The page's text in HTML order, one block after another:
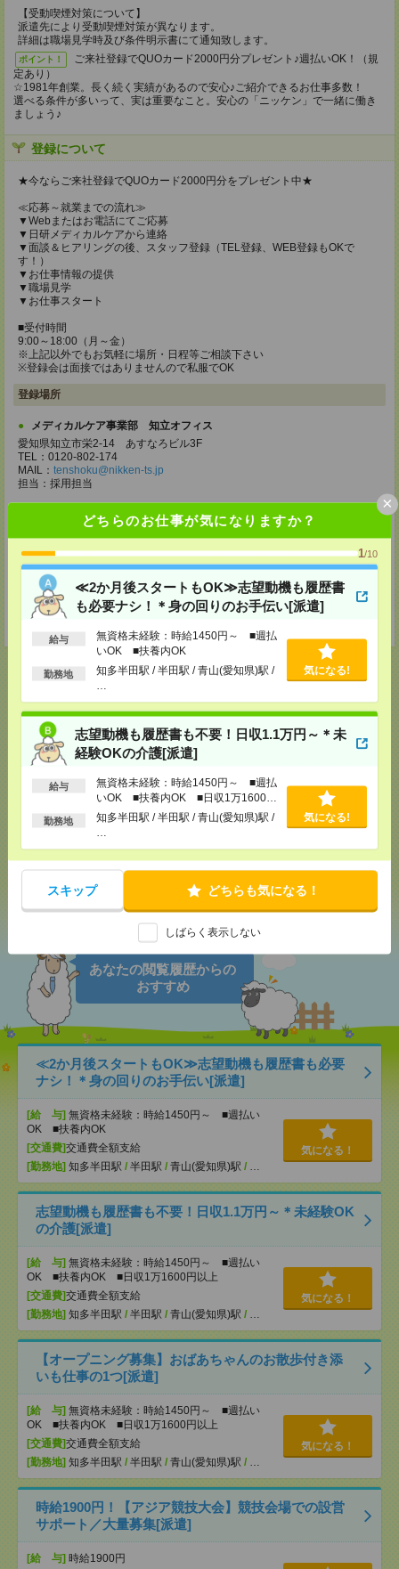
どちらのお仕事が気になりますか？
1/10
≪2か月後スタートもOK≫志望動機も履歴書
も必要ナシ！＊身の回りのお手伝い[派遣]
給与
無資格未経験：時給1450円～ ■週払
いOK ■扶養内OK
勤務地
知多半田駅 / 半田駅 / 青山(愛知県)駅 /
気になる!
志望動機も履歴書も不要！日収1.1万円～＊未
経験OKの介護[派遣]
給与
無資格未経験：時給1450円～ ■週払
いOK ■扶養内OK ■日収1万1600円
以上
勤務地
知多半田駅 / 半田駅 / 青山(愛知県)駅 /
気になる!
スキップ どちらも気になる！
しばらく表示しない
×
【受動喫煙対策について】
派遣先により受動喫煙対策が異なります。
詳細は職場見学時及び条件明示書にて通知致します。
ポイント！
ご来社登録でQUOカード2000円分プレゼント♪週払いOK！（規
定あり）
☆1981年創業。長く続く実績があるので安心♪ご紹介できるお仕事多数！
選べる条件が多いって、実は重要なこと。安心の「ニッケン」で一緒に働き
ましょう♪
登録について
★今ならご来社登録でQUOカード2000円分をプレゼント中★
≪応募～就業までの流れ≫
▼Webまたはお電話にてご応募
▼日研メディカルケアから連絡
▼面談＆ヒアリングの後、スタッフ登録（TEL登録、WEB登録もOKで
す！）
▼お仕事情報の提供
▼職場見学
▼お仕事スタート
■受付時間
9:00～18:00（月～金）
※上記以外でもお気軽に場所・日程等ご相談下さい
※登録会は面接ではありませんので私服でOK
登録場所
メディカルケア事業部 知立オフィス
愛知県知立市栄2-14 あすなろビル3F
TEL：0120-802-174
MAIL： tenshoku@nikken-ts.jp
担当：採用担当
愛知県名古屋市西区牛島町2-5 TOMITA.BLD 4階
TEL：0120-455-091
MAIL：tenshoku@nikken-ts.jp
担当：採用担当
登録交通費
★今ならご来社登録でQUOカード2000円分をプレゼント中★
応募ページへ
気になる！ 電話応募
メール
ツイート ブックマーク
あなたの閲覧履歴からの
おすすめ
≪2か月後スタートもOK≫志望動機も履歴書も必要
ナシ！＊身の回りのお手伝い[派遣]
[給 与] 無資格未経験：時給1450円～ ■週払い
OK ■扶養内OK
[交通費]交通費全額支給
[勤務地] 知多半田駅 / 半田駅 / 青山(愛知県)駅 / …
気になる！
志望動機も履歴書も不要！日収1.1万円～＊未経験OK
の介護[派遣]
[給 与] 無資格未経験：時給1450円～ ■週払い
OK ■扶養内OK ■日収1万1600円以上
[交通費]交通費全額支給
[勤務地] 知多半田駅 / 半田駅 / 青山(愛知県)駅 / …
気になる！
【オープニング募集】おばあちゃんのお散歩付き添
いも仕事の1つ[派遣]
[給 与] 無資格未経験：時給1450円～ ■週払い
OK ■扶養内OK ■日収1万1600円以上
[交通費]交通費全額支給
[勤務地] 知多半田駅 / 半田駅 / 青山(愛知県)駅 / …
気になる！
時給1900円！【アジア競技大会】競技会場での設営
サポート／大量募集[派遣]
[給 与] 時給1900円